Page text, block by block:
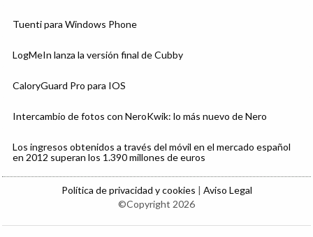
Tuenti para Windows Phone
LogMeIn lanza la versión final de Cubby
CaloryGuard Pro para IOS
Intercambio de fotos con NeroKwik: lo más nuevo de Nero
Los ingresos obtenidos a través del móvil en el mercado español
en 2012 superan los 1.390 millones de euros
Política de privacidad y cookies | Aviso Legal
©Copyright 2026